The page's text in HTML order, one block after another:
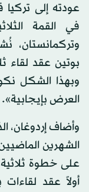
عودته إلى
في القمة
بوتين عقد لقاء
وبهذا الشكل
العرض بإيجابية».
وأضاف إردوغان،
الشهرين
على خطوة
أولاً عقد